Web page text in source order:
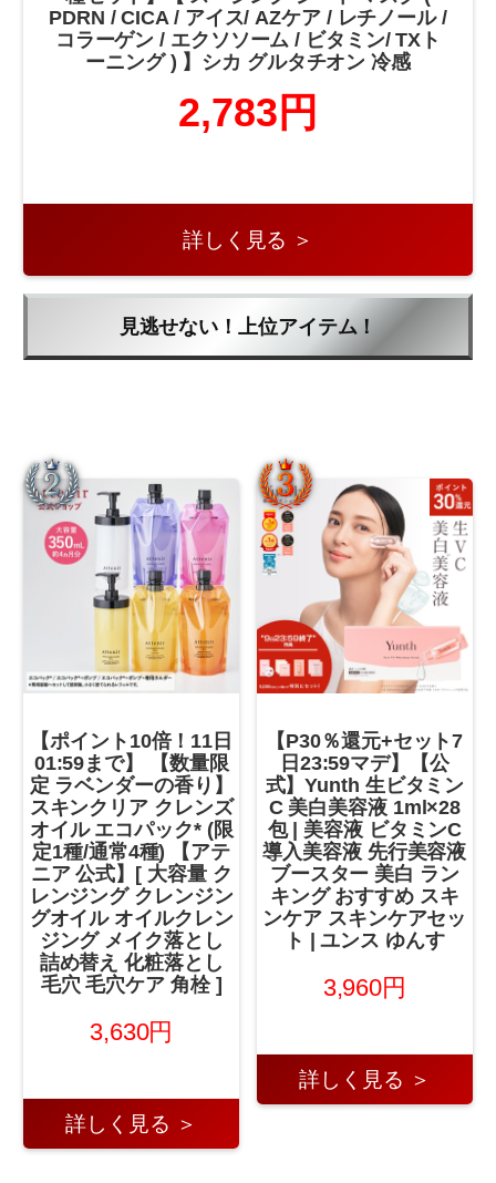
PDRN / CICA / アイス/ AZケア / レチノール /
コラーゲン / エクソソーム / ビタミン/ TXト
ーニング ) 】シカ グルタチオン 冷感
2,783円
詳しく見る ＞
見逃せない！上位アイテム！
【ポイント10倍！11日
01:59まで】 【数量限
定 ラベンダーの香り】
スキンクリア クレンズ
オイル エコパック* (限
定1種/通常4種) 【アテ
ニア 公式】[ 大容量 ク
レンジング クレンジン
グオイル オイルクレン
ジング メイク落とし
詰め替え 化粧落とし
毛穴 毛穴ケア 角栓 ]
3,630円
詳しく見る ＞
【P30％還元+セット7
日23:59マデ】【公
式】Yunth 生ビタミン
C 美白美容液 1ml×28
包 | 美容液 ビタミンC
導入美容液 先行美容液
ブースター 美白 ラン
キング おすすめ スキ
ンケア スキンケアセッ
ト | ユンス ゆんす
3,960円
詳しく見る ＞